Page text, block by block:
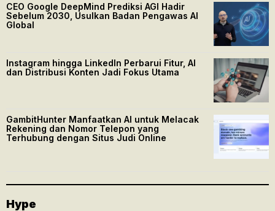
CEO Google DeepMind Prediksi AGI Hadir
Sebelum 2030, Usulkan Badan Pengawas AI
Global
Instagram hingga LinkedIn Perbarui Fitur, AI
dan Distribusi Konten Jadi Fokus Utama
GambitHunter Manfaatkan AI untuk Melacak
Rekening dan Nomor Telepon yang
Terhubung dengan Situs Judi Online
Hype